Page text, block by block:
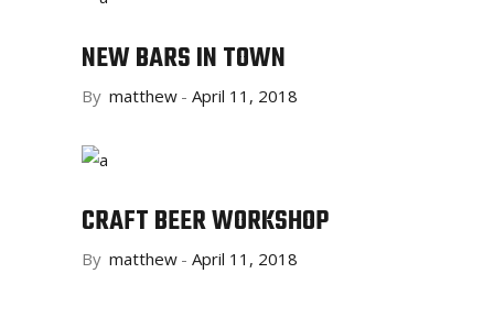
NEW BARS IN TOWN
By matthew April 11, 2018
CRAFT BEER WORKSHOP
By matthew April 11, 2018